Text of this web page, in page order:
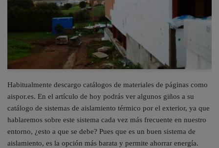
Habitualmente descargo catálogos de materiales de páginas como
aispor.es. En el artículo de hoy podrás ver algunos giños a su
catálogo de sistemas de aislamiento térmico por el exterior, ya que
hablaremos sobre este sistema cada vez más frecuente en nuestro
entorno, ¿esto a que se debe? Pues que es un buen sistema de
aislamiento, es la opción más barata y permite ahorrar energía.